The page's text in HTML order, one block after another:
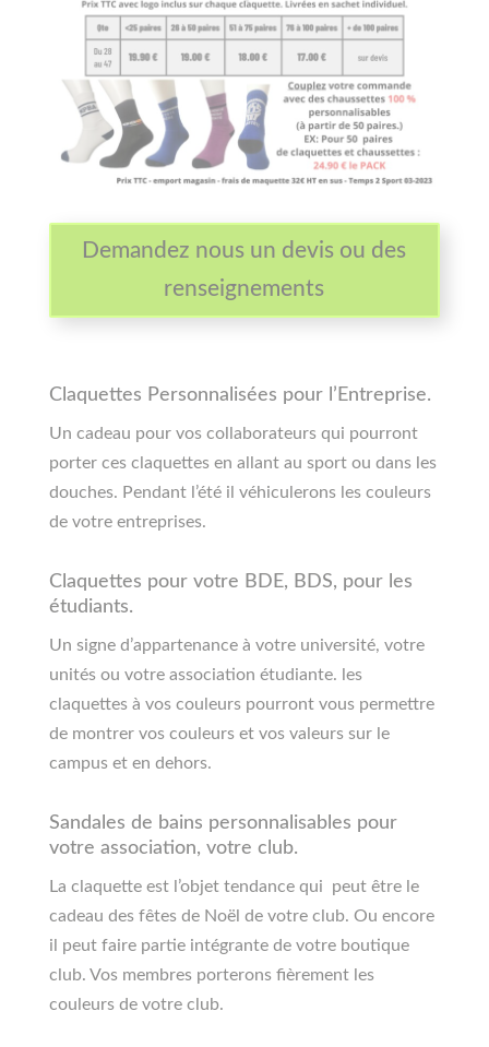
Demandez nous un devis ou des
renseignements
Claquettes Personnalisées pour l’Entreprise.
Un cadeau pour vos collaborateurs qui pourront
porter ces claquettes en allant au sport ou dans les
douches. Pendant l’été il véhiculerons les couleurs
de votre entreprises.
Claquettes pour votre BDE, BDS, pour les
étudiants.
Un signe d’appartenance à votre université, votre
unités ou votre association étudiante. les
claquettes à vos couleurs pourront vous permettre
de montrer vos couleurs et vos valeurs sur le
campus et en dehors.
Sandales de bains personnalisables pour
votre association, votre club.
La claquette est l’objet tendance qui peut être le
cadeau des fêtes de Noël de votre club. Ou encore
il peut faire partie intégrante de votre boutique
club. Vos membres porterons fièrement les
couleurs de votre club.